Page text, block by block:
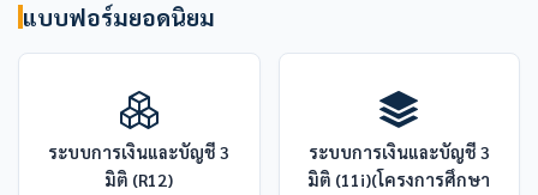
แบบฟอร์มยอดนิยม
ระบบการเงินและบัญชี 3
มิติ (R12)
ระบบการเงินและบัญชี 3
มิติ (11i)(โครงการศึกษา